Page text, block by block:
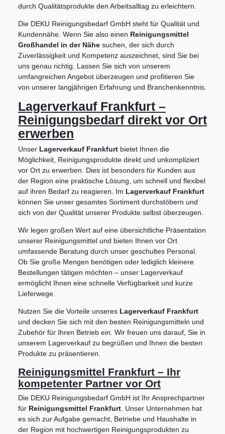
durch Qualitätsprodukte den Arbeitsalltag zu erleichtern.
Die DEKU Reinigungsbedarf GmbH steht für Qualität und
Kundennähe. Wenn Sie also einen Reinigungsmittel
Großhandel in der Nähe suchen, der sich durch
Zuverlässigkeit und Kompetenz auszeichnet, sind Sie bei
uns genau richtig. Lassen Sie sich von unserem
umfangreichen Angebot überzeugen und profitieren Sie
von unserer langjährigen Erfahrung und Branchenkenntnis.
Lagerverkauf Frankfurt –
Reinigungsbedarf direkt vor Ort
erwerben
Unser Lagerverkauf Frankfurt bietet Ihnen die
Möglichkeit, Reinigungsprodukte direkt und unkompliziert
vor Ort zu erwerben. Dies ist besonders für Kunden aus
der Region eine praktische Lösung, um schnell und flexibel
auf ihren Bedarf zu reagieren. Im Lagerverkauf Frankfurt
können Sie unser gesamtes Sortiment durchstöbern und
sich von der Qualität unserer Produkte selbst überzeugen.
Wir legen großen Wert auf eine übersichtliche Präsentation
unserer Reinigungsmittel und bieten Ihnen vor Ort
umfassende Beratung durch unser geschultes Personal.
Ob Sie große Mengen benötigen oder lediglich kleinere
Bestellungen tätigen möchten – unser Lagerverkauf
ermöglicht Ihnen eine schnelle Verfügbarkeit und kurze
Lieferwege.
Nutzen Sie die Vorteile unseres Lagerverkauf Frankfurt
und decken Sie sich mit den besten Reinigungsmitteln und
Zubehör für Ihren Betrieb ein. Wir freuen uns darauf, Sie in
unserem Lagerverkauf zu begrüßen und Ihnen die besten
Produkte zu präsentieren.
Reinigungsmittel Frankfurt – Ihr
kompetenter Partner vor Ort
Die DEKU Reinigungsbedarf GmbH ist Ihr Ansprechpartner
für Reinigungsmittel Frankfurt . Unser Unternehmen hat
es sich zur Aufgabe gemacht, Betriebe und Haushalte in
der Region mit hochwertigen Reinigungsprodukten zu